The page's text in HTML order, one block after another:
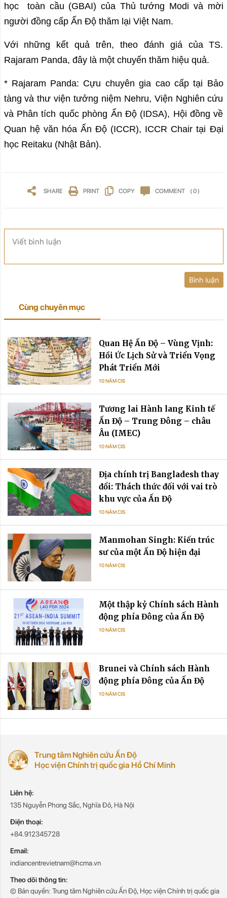
học toàn cầu (GBAI) của Thủ tướng Modi và mời
người đồng cấp Ấn Độ thăm lại Việt Nam.
Với những kết quả trên, theo đánh giá của TS.
Rajaram Panda, đây là một chuyến thăm hiệu quả.
* Rajaram Panda: Cựu chuyên gia cao cấp tại Bảo
tàng và thư viện tưởng niệm Nehru, Viện Nghiên cứu
và Phân tích quốc phòng Ấn Độ (IDSA), Hội đồng về
Quan hệ văn hóa Ấn Độ (ICCR), ICCR Chair tại Đại
học Reitaku (Nhật Bản).
SHARE PRINT COPY COMMENT ( 0 )
Viết bình luận
Bình luận
Cùng chuyên mục
Quan Hệ Ấn Độ – Vùng Vịnh:
Hồi Ức Lịch Sử và Triển Vọng
Phát Triển Mới
10 NĂM CIS
Tương lai Hành lang Kinh tế
Ấn Độ – Trung Đông – châu
Âu (IMEC)
10 NĂM CIS
Địa chính trị Bangladesh thay
đổi: Thách thức đối với vai trò
khu vực của Ấn Độ
10 NĂM CIS
Manmohan Singh: Kiến trúc
sư của một Ấn Độ hiện đại
10 NĂM CIS
Một thập kỷ Chính sách Hành
động phía Đông của Ấn Độ
10 NĂM CIS
Brunei và Chính sách Hành
động phía Đông của Ấn Độ
10 NĂM CIS
Trung tâm Nghiên cứu Ấn Độ
Học viện Chính trị quốc gia Hồ Chí Minh
Liên hệ:
135 Nguyễn Phong Sắc, Nghĩa Đô, Hà Nội
Điện thoại:
+84.912345728
Email:
indiancentrevietnam@hcma.vn
Theo dõi thông tin:
© Bản quyền: Trung tâm Nghiên cứu Ấn Độ, Học viện Chính trị quốc gia